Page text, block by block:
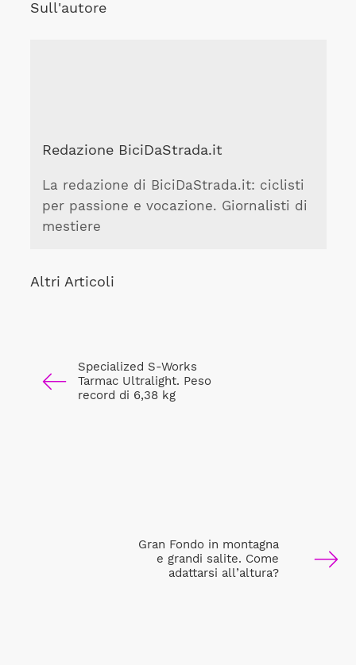
Sull'autore
Redazione BiciDaStrada.it
La redazione di BiciDaStrada.it: ciclisti
per passione e vocazione. Giornalisti di
mestiere
Altri Articoli
Specialized S-Works
Tarmac Ultralight. Peso
record di 6,38 kg
Gran Fondo in montagna
e grandi salite. Come
adattarsi all’altura?